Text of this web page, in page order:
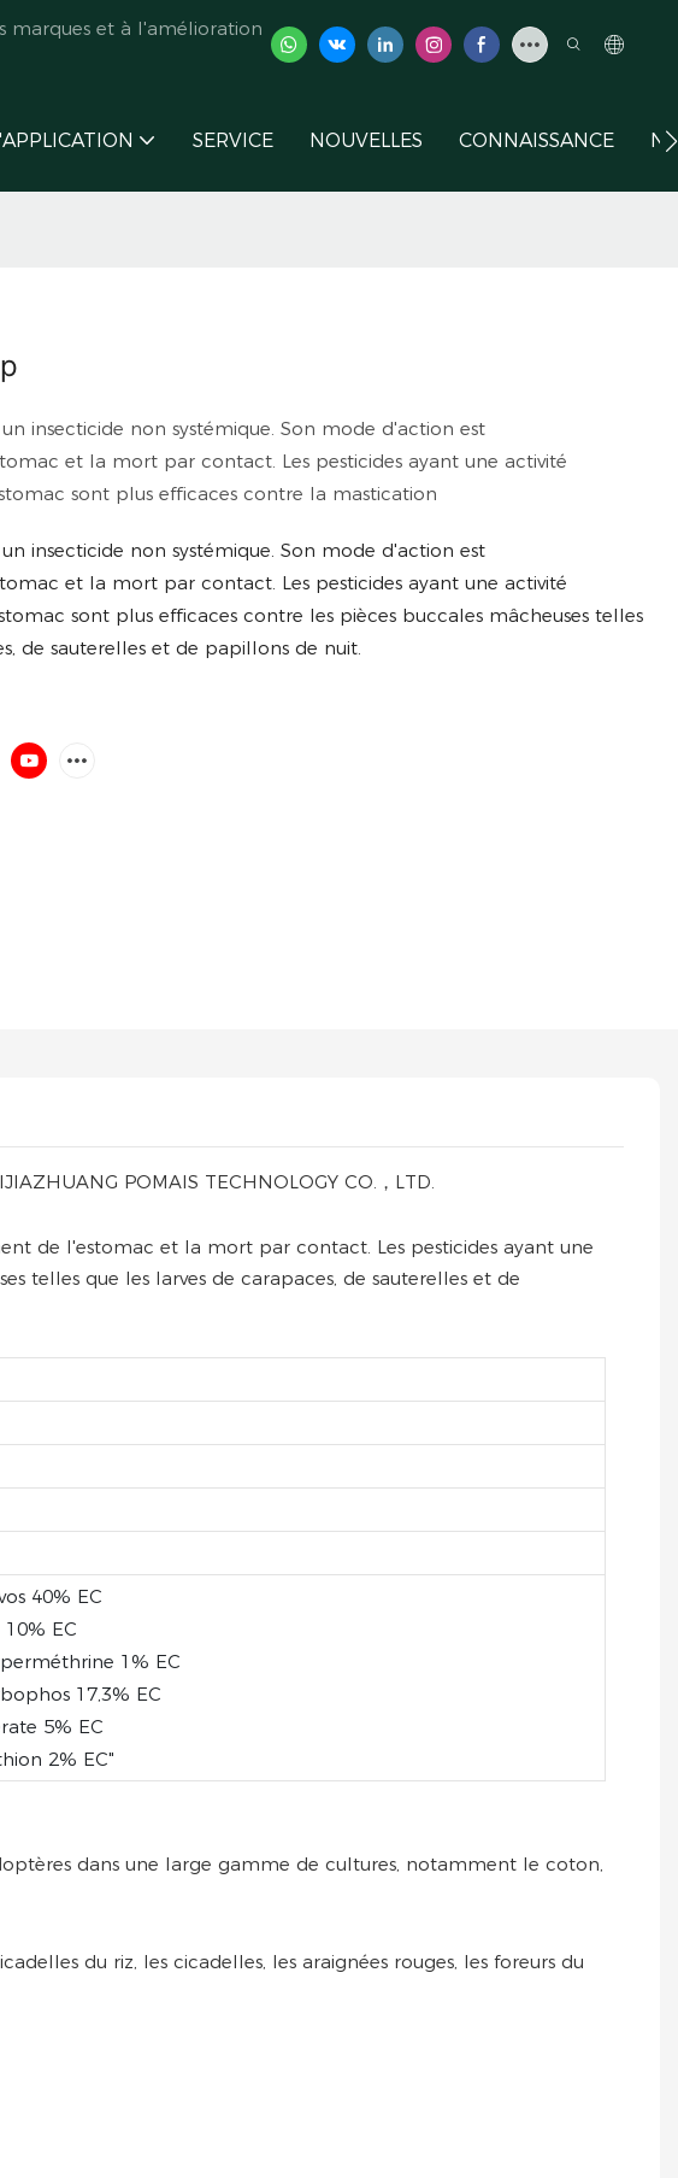
marques et à l'amélioration
SERVICE NOUVELLES CONNAISSANCE
insecticide non systémique. Son mode d'action est
et la mort par contact. Les pesticides ayant une activité
sont plus efficaces contre la mastication
insecticide non systémique. Son mode d'action est
et la mort par contact. Les pesticides ayant une activité
sont plus efficaces contre les pièces buccales mâcheuses telles
de sauterelles et de papillons de nuit.
POMAIS TECHNOLOGY CO.，LTD.
de l'estomac et la mort par contact. Les pesticides ayant une
telles que les larves de carapaces, de sauterelles et de
40% EC
EC
1% EC
17,3% EC
5% EC
2% EC"
dans une large gamme de cultures, notamment le coton,
du riz, les cicadelles, les araignées rouges, les foreurs du